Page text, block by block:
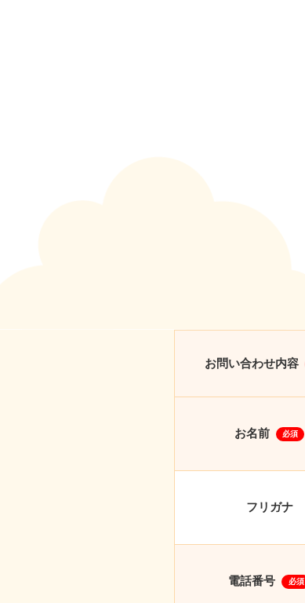
お問い合わせ内容
お名前 必須
フリガナ
電話番号 必須